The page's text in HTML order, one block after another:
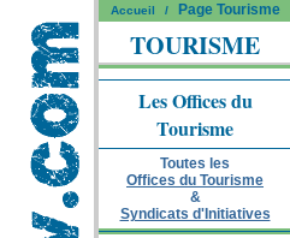
Accueil / Page Tourisme
TOURISME
Les Offices du
Tourisme
Toutes les
Offices du Tourisme
&
Syndicats d'Initiatives